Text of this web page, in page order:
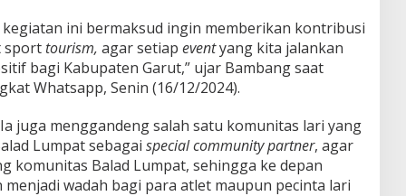
kegiatan ini bermaksud ingin memberikan kontribusi
sporttourism, agar setiap eventyang kita jalankan
bagi Kabupaten Garut,” ujar Bambang saat
Whatsapp, Senin (16/12/2024).
juga menggandeng salah satu komunitas lari yang
Lumpat sebagai special community partner, agar
komunitas Balad Lumpat, sehingga ke depan
wadah bagi para atlet maupun pecinta lari